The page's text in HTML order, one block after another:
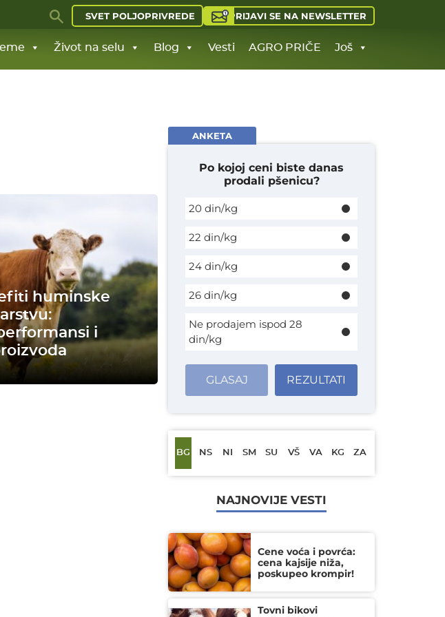
SVET POLJOPRIVREDE PRIJAVI SE NA NEWSLETTER
Život na selu Blog Vesti AGRO PRIČE Još
huminske
i
ANKETA
Po kojoj ceni biste danas
prodali pšenicu?
20 din/kg
22 din/kg
24 din/kg
26 din/kg
Ne prodajem ispod 28
din/kg
GLASAJ REZULTATI
BG NS NI SM SU VŠ VA KG ZA
NAJNOVIJE VESTI
Cene voća i povrća:
cena kajsije niža,
poskupeo krompir!
Tovni bikovi